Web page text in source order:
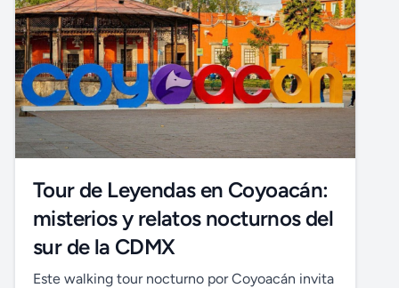
Tour de Leyendas en Coyoacán:
misterios y relatos nocturnos del
sur de la CDMX
Este walking tour nocturno por Coyoacán invita